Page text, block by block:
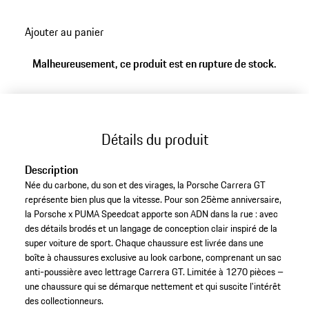
aux
(Taille)
Ajouter au panier
Malheureusement, ce produit est en rupture de stock.
Détails du produit
Description
Née du carbone, du son et des virages, la Porsche Carrera GT
représente bien plus que la vitesse. Pour son 25ème anniversaire,
la Porsche x PUMA Speedcat apporte son ADN dans la rue : avec
des détails brodés et un langage de conception clair inspiré de la
super voiture de sport. Chaque chaussure est livrée dans une
boîte à chaussures exclusive au look carbone, comprenant un sac
anti-poussière avec lettrage Carrera GT. Limitée à 1270 pièces –
une chaussure qui se démarque nettement et qui suscite l'intérêt
des collectionneurs.